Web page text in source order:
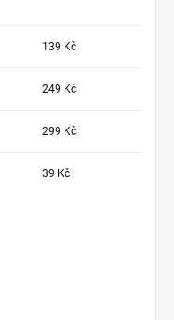
139 Kč
249 Kč
299 Kč
39 Kč